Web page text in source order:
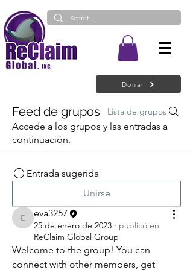
Donar
Feed de grupos Lista de grupos
Accede a los grupos y las entradas a
continuación.
Entrada sugerida
Unirse
eva3257
eva3257
25 de enero de 2023 · publicó en
ReClaim Global Group
Welcome to the group! You can
connect with other members, get